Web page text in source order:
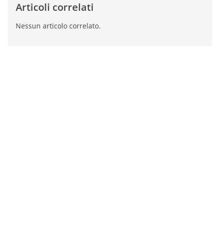
Articoli correlati
Nessun articolo correlato.